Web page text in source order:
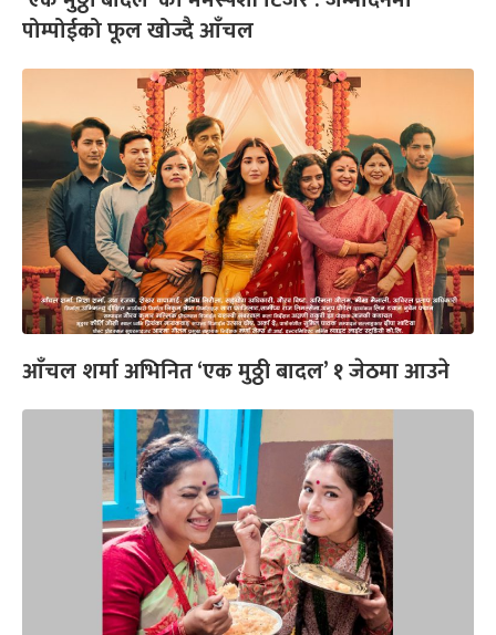
पोम्पोईको फूल खोज्दै आँचल
आँचल शर्मा अभिनित ‘एक मुठ्ठी बादल’ १ जेठमा आउने